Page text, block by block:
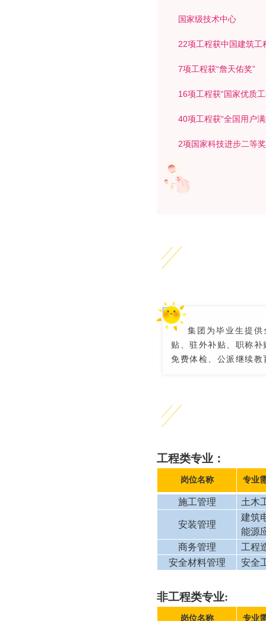
国家级技术中心
22项工程获中国建筑
7项工程获“詹天佑奖”
16项工程获“国家优质
40项工程获“全国用户
2项国家科技进步二等奖
集团为毕业生提
贴、驻外补贴、职称
免费体检、公派继续
工程类专业：
岗位名称 专业
施工管理 土木
安装管理
建筑
能源
商务管理
工程
安全材料管理
安全
非工程类专业:
岗位名称 专业